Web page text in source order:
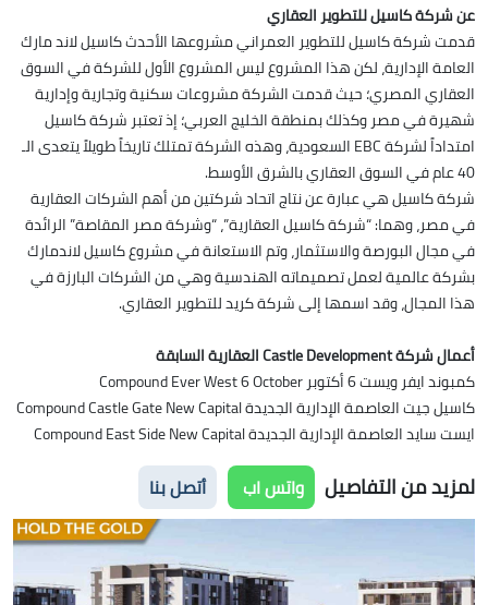
عن شركة كاسيل للتطوير العقاري
قدمت شركة كاسيل للتطوير العمراني مشروعها الأحدث كاسيل لاند مارك
العامة الإدارية، لكن هذا المشروع ليس المشروع الأول للشركة في السوق
العقاري المصري؛ حيث قدمت الشركة مشروعات سكنية وتجارية وإدارية
شهيرة في مصر وكذلك بمنطقة الخليج العربي؛ إذ تعتبر شركة كاسيل
امتداداً لشركة EBC السعودية، وهذه الشركة تمتلك تاريخاً طويلاً يتعدى الـ
40 عام في السوق العقاري بالشرق الأوسط.
شركة كاسيل هي عبارة عن نتاج اتحاد شركتين من أهم الشركات العقارية
في مصر، وهما: “شركة كاسيل العقارية”، “وشركة مصر المقاصة” الرائدة
في مجال البورصة والاستثمار، وتم الاستعانة في مشروع كاسيل لاندمارك
بشركة عالمية لعمل تصميماته الهندسية وهي من الشركات البارزة في
هذا المجال، وقد اسمها إلى شركة كريد للتطوير العقاري.
أعمال شركة Castle Development العقارية السابقة
كمبوند ايفر ويست 6 أكتوبر Compound Ever West 6 October
كاسيل جيت العاصمة الإدارية الجديدة Compound Castle Gate New Capital
ايست سايد العاصمة الإدارية الجديدة Compound East Side New Capital
لمزيد من التفاصيل واتس اب أتصل بنا